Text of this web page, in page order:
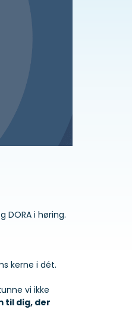
i høring.
kerne i dét.
vi ikke
til dig, der